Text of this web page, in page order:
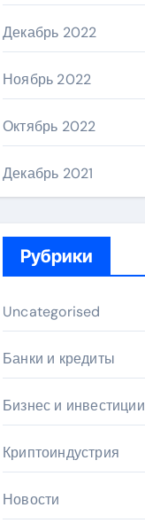
Декабрь 2022
Ноябрь 2022
Октябрь 2022
Декабрь 2021
Рубрики
Uncategorised
Банки и кредиты
Бизнес и инвестиции
Криптоиндустрия
Новости